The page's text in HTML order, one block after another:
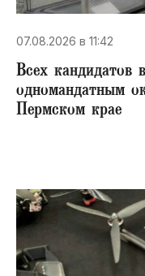
07.08.2026 в 11:42
Всех кандидатов
одномандатным
Пермском крае